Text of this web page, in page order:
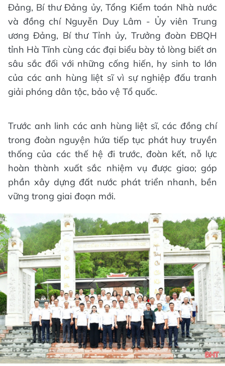
Đảng, Bí thư Đảng ủy, Tổng Kiểm toán Nhà nước
và đồng chí Nguyễn Duy Lâm - Ủy viên Trung
ương Đảng, Bí thư Tỉnh ủy, Trưởng đoàn ĐBQH
tỉnh Hà Tĩnh cùng các đại biểu bày tỏ lòng biết ơn
sâu sắc đối với những cống hiến, hy sinh to lớn
của các anh hùng liệt sĩ vì sự nghiệp đấu tranh
giải phóng dân tộc, bảo vệ Tổ quốc.
Trước anh linh các anh hùng liệt sĩ, các đồng chí
trong đoàn nguyện hứa tiếp tục phát huy truyền
thống của các thế hệ đi trước, đoàn kết, nỗ lực
hoàn thành xuất sắc nhiệm vụ được giao; góp
phần xây dựng đất nước phát triển nhanh, bền
vững trong giai đoạn mới.